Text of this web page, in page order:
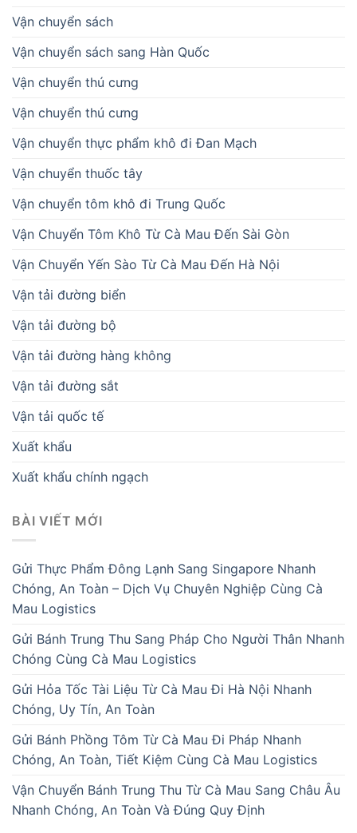
Vận chuyển sách
Vận chuyển sách sang Hàn Quốc
Vận chuyển thú cưng
Vận chuyển thú cưng
Vận chuyển thực phẩm khô đi Đan Mạch
Vận chuyển thuốc tây
Vận chuyển tôm khô đi Trung Quốc
Vận Chuyển Tôm Khô Từ Cà Mau Đến Sài Gòn
Vận Chuyển Yến Sào Từ Cà Mau Đến Hà Nội
Vận tải đường biển
Vận tải đường bộ
Vận tải đường hàng không
Vận tải đường sắt
Vận tải quốc tế
Xuất khẩu
Xuất khẩu chính ngạch
BÀI VIẾT MỚI
Gửi Thực Phẩm Đông Lạnh Sang Singapore Nhanh
Chóng, An Toàn – Dịch Vụ Chuyên Nghiệp Cùng Cà
Mau Logistics
Gửi Bánh Trung Thu Sang Pháp Cho Người Thân Nhanh
Chóng Cùng Cà Mau Logistics
Gửi Hỏa Tốc Tài Liệu Từ Cà Mau Đi Hà Nội Nhanh
Chóng, Uy Tín, An Toàn
Gửi Bánh Phồng Tôm Từ Cà Mau Đi Pháp Nhanh
Chóng, An Toàn, Tiết Kiệm Cùng Cà Mau Logistics
Vận Chuyển Bánh Trung Thu Từ Cà Mau Sang Châu Âu
Nhanh Chóng, An Toàn Và Đúng Quy Định